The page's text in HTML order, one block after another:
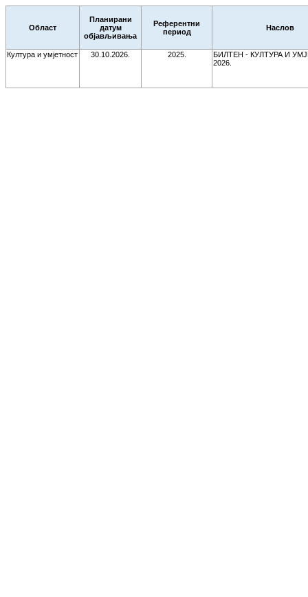
Област
Планирани
датум
објављивања
Референтни
период
Наслов
Култура и умјетност 30.10.2026. 2025.
БИЛТЕН - КУЛТУРА И
2026.